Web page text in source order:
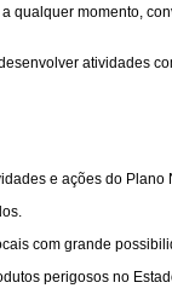
qualquer momento,
atividades
e ações do Plano
com grande
perigosos no